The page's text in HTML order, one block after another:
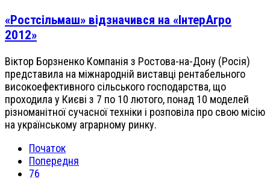
«Ростсільмаш» відзначився на «ІнтерАгро
2012»
Віктор Борзненко Компанія з Ростова-на-Дону (Росія)
представила на міжнародній виставці рентабельного
високоефективного сільського господарства, що
проходила у Києві з 7 по 10 лютого, понад 10 моделей
різноманітної сучасної техніки і розповіла про свою місію
на українському аграрному ринку.
Початок
Попередня
76